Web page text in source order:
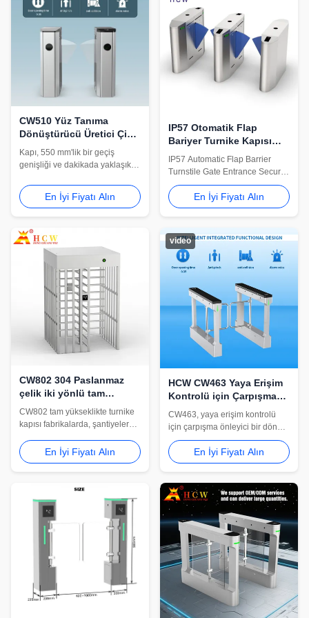
CW510 Yüz Tanıma
Dönüştürücü Üretici Çin
Akıllı Erişim Kontrolü için
Kapı, 550 mm'lik bir geçiş
genişliği ve dakikada yaklaşık
sağlar. Yüz tanıma ve kartlı
geçiş sistemleri ile entegre
edilerek çalışanlara,
ziyaretçilere ve yetkili personele
akıllı giriş kontrol çözümü
oluşturulabilmektedir.
En İyi Fiyatı Alın
IP57 Otomatik Flap
Bariyer Turnike Kapısı
Giriş Güvenlik
Otomasyonu
IP57 Automatic Flap Barrier
Turnstile Gate Entrance Security
Automation Cw501 Intelligent
octagonal inclined plane wing
turnstile, use TC CPU chip, DC
infrared detection sensors, long
life and high stability, high
efficiency and anti-tailing,
support various IC/ID card ...
En İyi Fiyatı Alın
CW802 304 Paslanmaz
çelik iki yönlü tam
yüksekliğe döner kapı
CW802 tam yükseklikte turnike
kapısı fabrikalarda, şantiyelerde,
diğer kontrollü girişlerde güvenli
yaya erişim kontrolü için
tasarlanmıştır. 304 paslanmaz
çelik yapısı, 600mm geçiş
genişliği ve çift yönlü çalışması
güvenilir güvenlik sağlar
En İyi Fiyatı Alın
video
HCW CW463 Yaya Erişim
Kontrolü için Çarpışma
Önleyici Salıncak Bariyer
Turnike Kapısı
CW463, yaya erişim kontrolü
için çarpışma önleyici bir döner
bariyer turnike kapısıdır. 30W
DC fırçasız motora, 4 çift
kızılötesi sensöre, 550-1150mm
kişi/dakika geçiş hızına ve
elektrostatik püskürtme kabinine
sahiptir.
En İyi Fiyatı Alın